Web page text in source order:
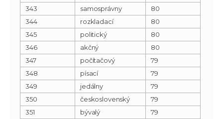
343
samosprávny
80
344
rozkladací
80
345
politický
80
346
akčný
80
347
počítačový
79
348
písací
79
349
jedálny
79
350
československý
79
351
bývalý
79